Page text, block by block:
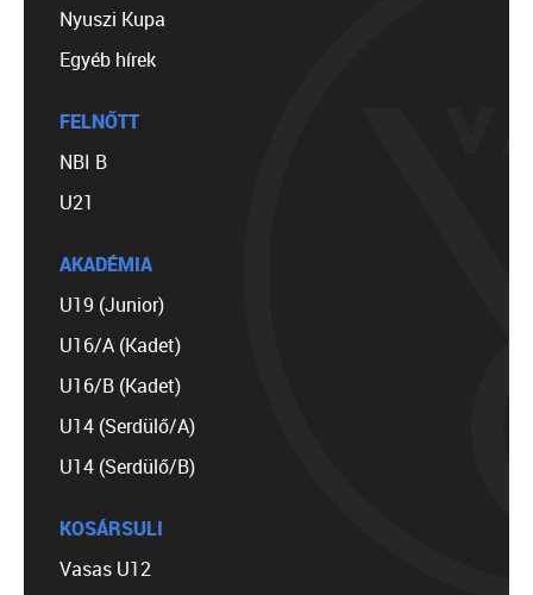
Nyuszi Kupa
Egyéb hírek
FELNŐTT
NBI B
U21
AKADÉMIA
U19 (Junior)
U16/A (Kadet)
U16/B (Kadet)
U14 (Serdülő/A)
U14 (Serdülő/B)
KOSÁRSULI
Vasas U12